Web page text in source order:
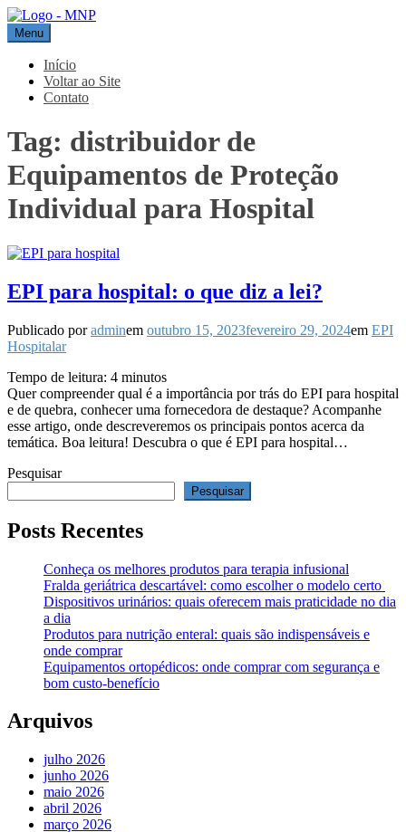
Pular
para
o
conteúdo
MNP
Blog
Menu
Início
Voltar ao Site
Contato
Tag: distribuidor de
Equipamentos de Proteção
Individual para Hospital
EPI para hospital: o que diz a lei?
Publicado poradminem outubro 15, 2023fevereiro 29, 2024em EPI
Hospitalar
Tempo de leitura: 4 minutos
Quer compreender qual é a importância por trás do EPI para hospital
e de quebra, conhecer uma fornecedora de destaque? Acompanhe
esse artigo, onde descreveremos os principais pontos acerca da
temática. Boa leitura! Descubra o que é EPI para hospital…
Pesquisar
Pesquisar
Posts Recentes
Conheça os melhores produtos para terapia infusional
Fralda geriátrica descartável: como escolher o modelo certo
Dispositivos urinários: quais oferecem mais praticidade no dia
a dia
Produtos para nutrição enteral: quais são indispensáveis e
onde comprar
Equipamentos ortopédicos: onde comprar com segurança e
bom custo-benefício
Arquivos
julho 2026
junho 2026
maio 2026
abril 2026
março 2026